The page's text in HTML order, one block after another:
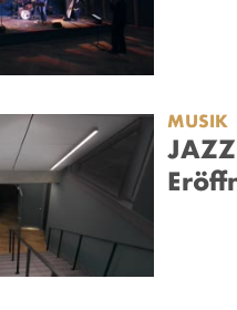
MUSIK